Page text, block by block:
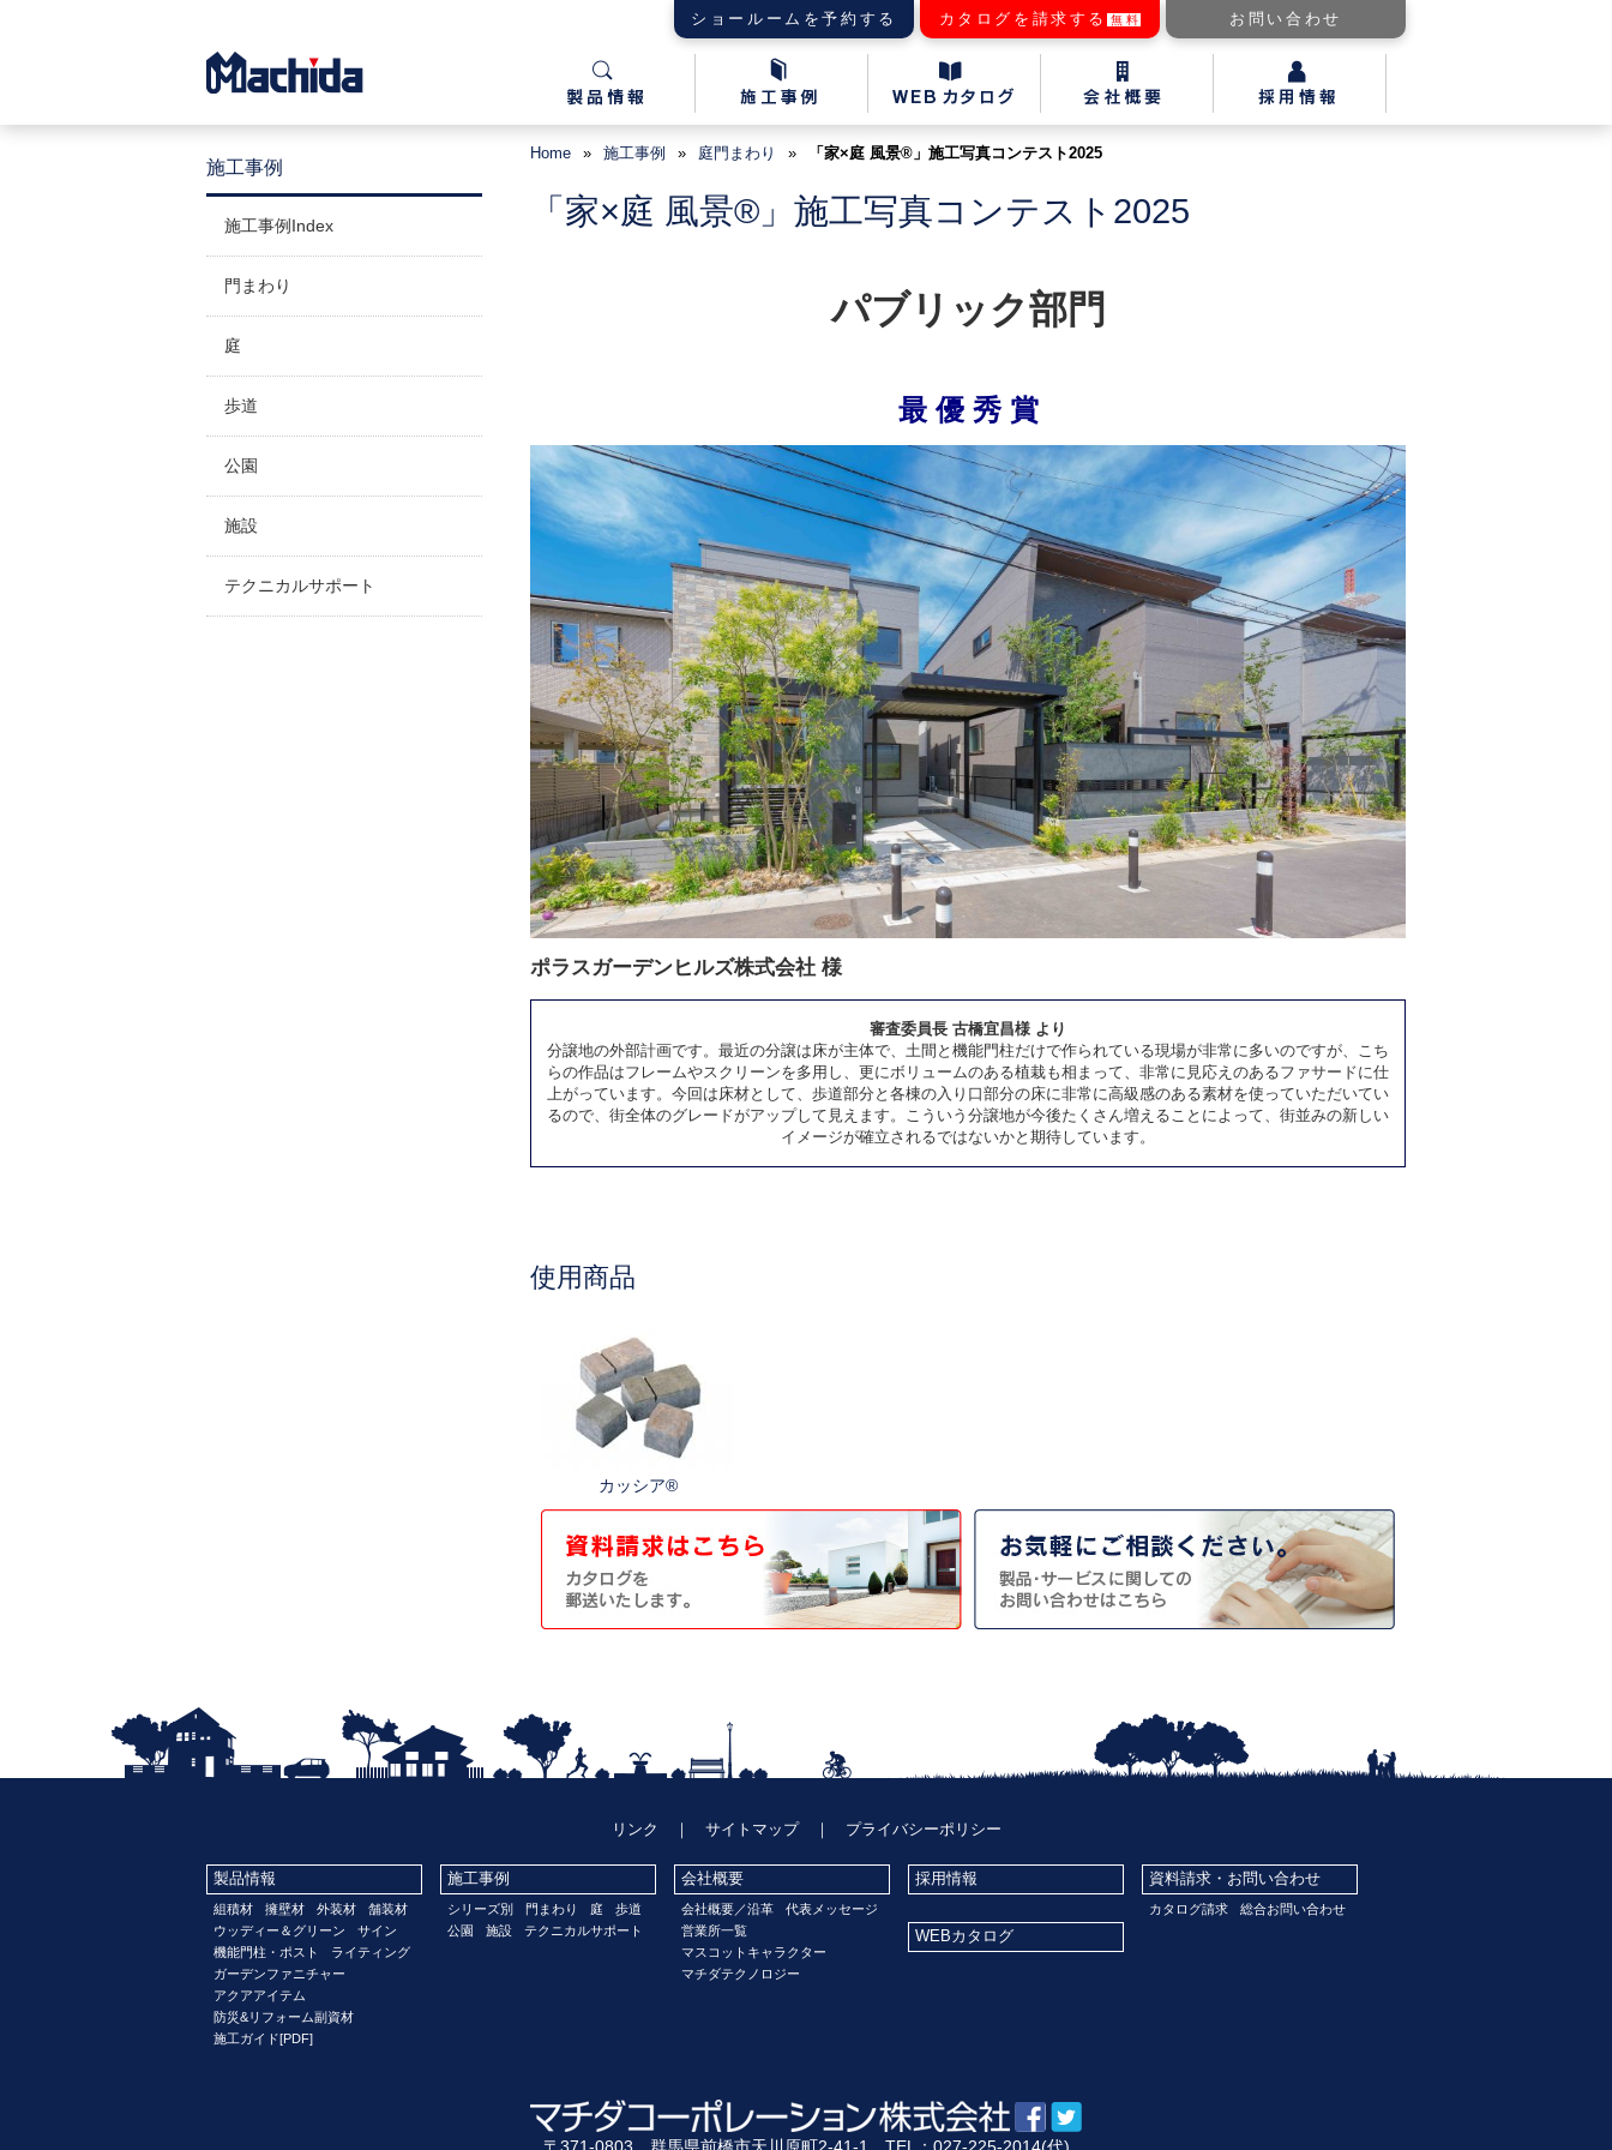
ショールームを予約する カタログを請求する 無料 お問い合わせ
Home » 施工事例 » 庭 門まわり » 「家×庭 風景®」施工写真コンテスト2025
「家×庭 風景®」施工写真コンテスト2025
パブリック部門
最 優 秀 賞
ポラスガーデンヒルズ株式会社 様
審査委員長 古橋宜昌様 より
分譲地の外部計画です。最近の分譲は床が主体で、土間と機能門柱だけで作られている現場が非常に多いのですが、こち
らの作品はフレームやスクリーンを多用し、更にボリュームのある植栽も相まって、非常に見応えのあるファサードに仕
上がっています。今回は床材として、歩道部分と各棟の入り口部分の床に非常に高級感のある素材を使っていただいてい
るので、街全体のグレードがアップして見えます。こういう分譲地が今後たくさん増えることによって、街並みの新しい
イメージが確立されるではないかと期待しています。
使用商品
カッシア®
施工事例
施工事例Index
門まわり
庭
歩道
公園
施設
テクニカルサポート
リンク ｜ サイトマップ｜ プライバシーポリシー
製品情報
組積材 擁壁材 外装材
舗装材
ウッディー＆グリーン
サイン
機能門柱・ポスト
ライティング
ガーデンファニチャー
アクアアイテム
防災&リフォーム副資材
施工ガイド[PDF]
施工事例
シリーズ別 門まわり 庭
歩道
公園
施設 テクニカルサポート
会社概要
会社概要／沿革
代表メッセージ
営業所一覧
マスコットキャラクター
マチダテクノロジー
採用情報 資料請求・お問い合わせ
カタログ請求 総合お問い合わせ
WEBカタログ
〒371-0803 群馬県前橋市天川原町2-41-1 TEL：027-225-2014(代)